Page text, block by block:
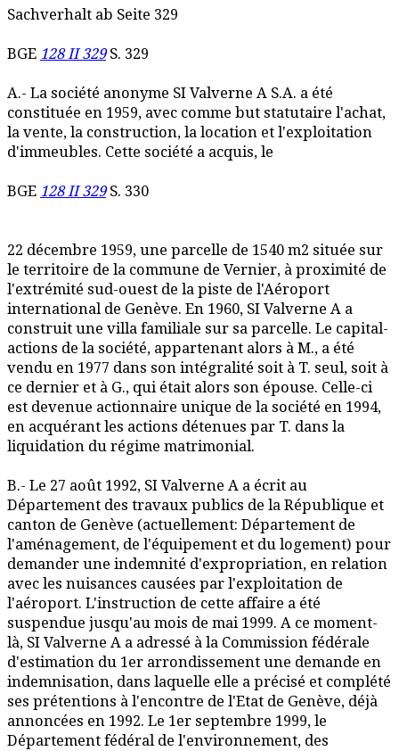
Sachverhalt ab Seite 329
BGE 128 II 329S. 329
A.- La société anonyme SI Valverne A S.A. a été
constituée en 1959, avec comme but statutaire l'achat,
la vente, la construction, la location et l'exploitation
d'immeubles. Cette société a acquis, le
BGE 128 II 329S. 330
22 décembre 1959, une parcelle de 1540 m2 située sur
le territoire de la commune de Vernier, à proximité de
l'extrémité sud-ouest de la piste de l'Aéroport
international de Genève. En 1960, SI Valverne A a
construit une villa familiale sur sa parcelle. Le capital-
actions de la société, appartenant alors à M., a été
vendu en 1977 dans son intégralité soit à T. seul, soit à
ce dernier et à G., qui était alors son épouse. Celle-ci
est devenue actionnaire unique de la société en 1994,
en acquérant les actions détenues par T. dans la
liquidation du régime matrimonial.
B.- Le 27 août 1992, SI Valverne A a écrit au
Département des travaux publics de la République et
canton de Genève (actuellement: Département de
l'aménagement, de l'équipement et du logement) pour
demander une indemnité d'expropriation, en relation
avec les nuisances causées par l'exploitation de
l'aéroport. L'instruction de cette affaire a été
suspendue jusqu'au mois de mai 1999. A ce moment-
là, SI Valverne A a adressé à la Commission fédérale
d'estimation du 1er arrondissement une demande en
indemnisation, dans laquelle elle a précisé et complété
ses prétentions à l'encontre de l'Etat de Genève, déjà
annoncées en 1992. Le 1er septembre 1999, le
Département fédéral de l'environnement, des